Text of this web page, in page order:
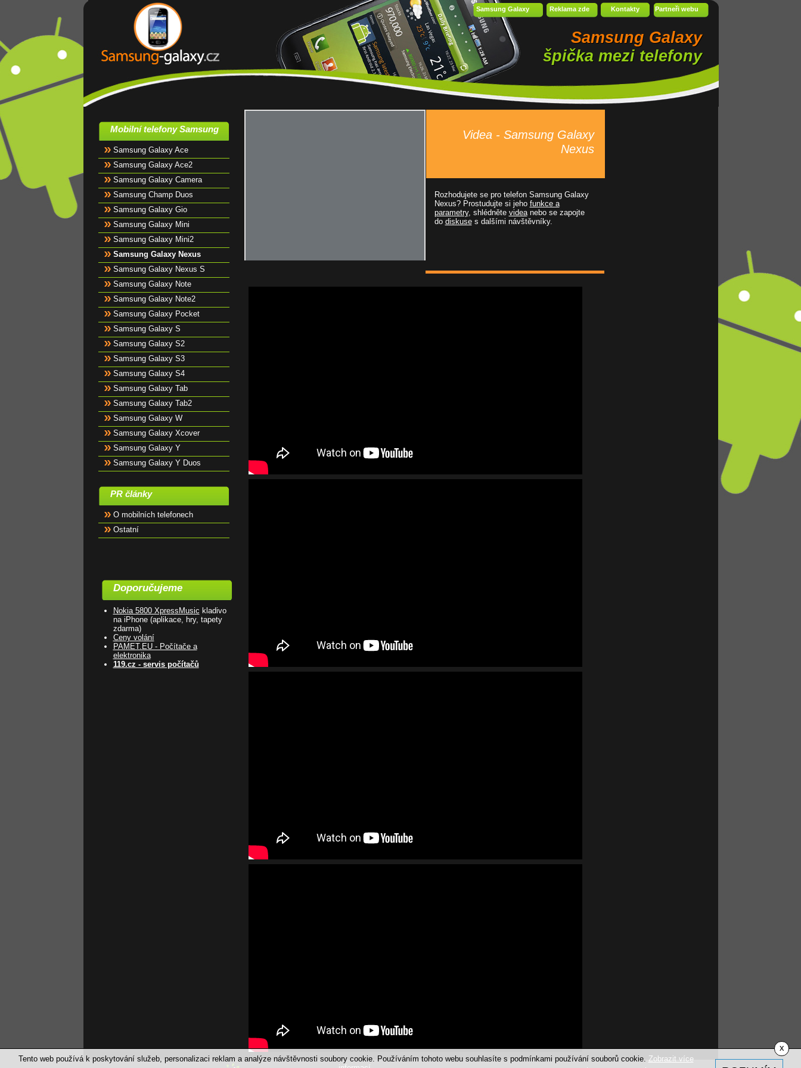
Samsung Galaxy Reklama zde Kontakty Partneři webu
Samsung Galaxy
špička mezi telefony
Mobilní telefony Samsung
Samsung Galaxy Ace
Samsung Galaxy Ace2
Samsung Galaxy Camera
Samsung Champ Duos
Samsung Galaxy Gio
Samsung Galaxy Mini
Samsung Galaxy Mini2
Samsung Galaxy Nexus
Samsung Galaxy Nexus S
Samsung Galaxy Note
Samsung Galaxy Note2
Samsung Galaxy Pocket
Samsung Galaxy S
Samsung Galaxy S2
Samsung Galaxy S3
Samsung Galaxy S4
Samsung Galaxy Tab
Samsung Galaxy Tab2
Samsung Galaxy W
Samsung Galaxy Xcover
Samsung Galaxy Y
Samsung Galaxy Y Duos
PR články
O mobilních telefonech
Ostatní
Doporučujeme
Nokia 5800 XpressMusic kladivo
na iPhone (aplikace, hry, tapety
zdarma)
Ceny volání
PAMET.EU - Počítače a
elektronika
119.cz - servis počítačů
Videa - Samsung Galaxy
Nexus
Rozhodujete se pro telefon Samsung Galaxy
Nexus? Prostudujte si jeho funkce a
parametry, shlédněte videanebo se zapojte
do diskuses dalšími návštěvníky.
Tento web používá k poskytování služeb, personalizaci reklam a analýze návštěvnosti soubory cookie. Používáním tohoto webu souhlasíte s podmínkami používání souborů cookie. Zobrazit více
x